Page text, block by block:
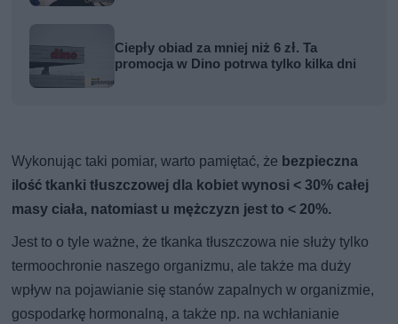
Ciepły obiad za mniej niż 6 zł. Ta
promocja w Dino potrwa tylko kilka dni
Wykonując taki pomiar, warto pamiętać, że bezpieczna
ilość tkanki tłuszczowej dla kobiet wynosi < 30% całej
masy ciała, natomiast u mężczyzn jest to < 20%.
Jest to o tyle ważne, że tkanka tłuszczowa nie służy tylko
termoochronie naszego organizmu, ale także ma duży
wpływ na pojawianie się stanów zapalnych w organizmie,
gospodarkę hormonalną, a także np. na wchłanianie